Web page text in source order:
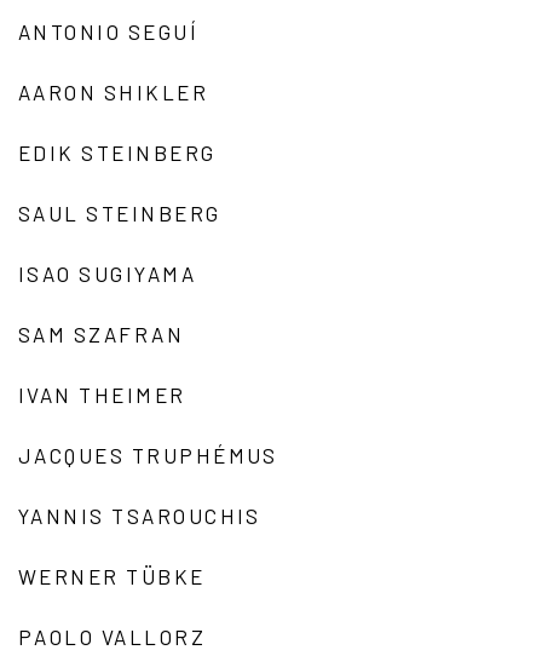
ANTONIO SEGUÍ
AARON SHIKLER
EDIK STEINBERG
SAUL STEINBERG
ISAO SUGIYAMA
SAM SZAFRAN
IVAN THEIMER
JACQUES TRUPHÉMUS
YANNIS TSAROUCHIS
WERNER TÜBKE
PAOLO VALLORZ